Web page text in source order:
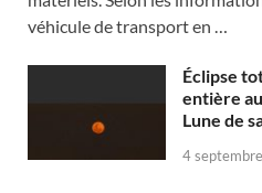
véhicule de transport en …
Éclipse
entière
Lune de
4